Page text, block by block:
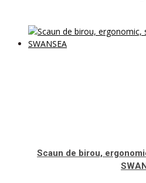
Scaun de birou,